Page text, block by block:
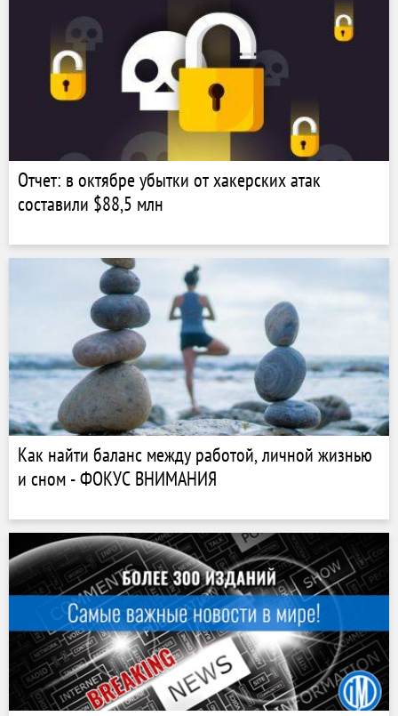
Отчет: в октябре убытки от хакерских атак
составили $88,5 млн
Как найти баланс между работой, личной жизнью
и сном - ФОКУС ВНИМАНИЯ